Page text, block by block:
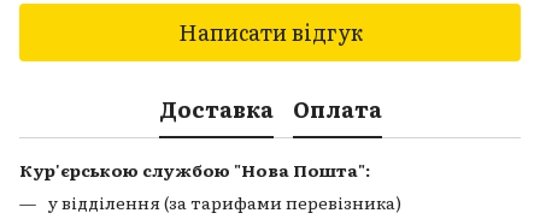
Написати відгук
Доставка Оплата
Кур'єрською службою "Нова Пошта":
у відділення (за тарифами перевізника)